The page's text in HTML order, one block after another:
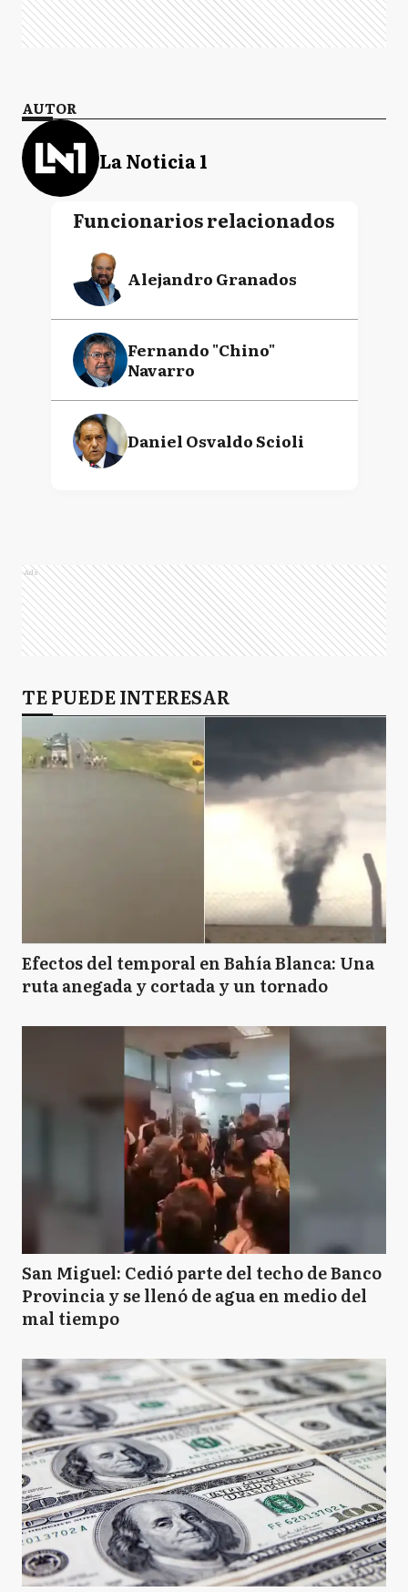
AUTOR
La Noticia 1
Funcionarios relacionados
Alejandro Granados
Fernando "Chino"
Navarro
Daniel Osvaldo Scioli
Ads
TE PUEDE INTERESAR
Efectos del temporal en Bahía Blanca: Una
ruta anegada y cortada y un tornado
San Miguel: Cedió parte del techo de Banco
Provincia y se llenó de agua en medio del
mal tiempo